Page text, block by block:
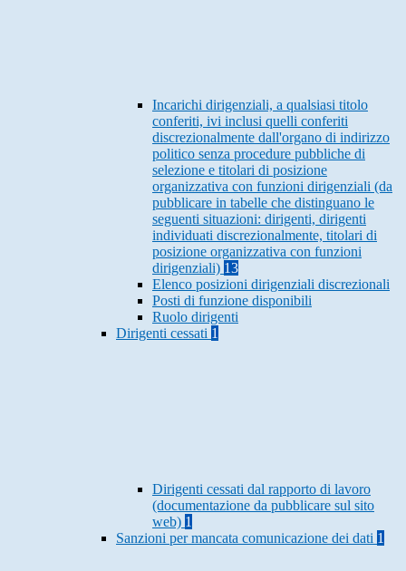
Incarichi dirigenziali, a qualsiasi titolo
conferiti, ivi inclusi quelli conferiti
discrezionalmente dall'organo di indirizzo
politico senza procedure pubbliche di
selezione e titolari di posizione
organizzativa con funzioni dirigenziali (da
pubblicare in tabelle che distinguano le
seguenti situazioni: dirigenti, dirigenti
individuati discrezionalmente, titolari di
posizione organizzativa con funzioni
dirigenziali) 13
Elenco posizioni dirigenziali discrezionali
Posti di funzione disponibili
Ruolo dirigenti
Dirigenti cessati 1
Dirigenti cessati dal rapporto di lavoro
(documentazione da pubblicare sul sito
web) 1
Sanzioni per mancata comunicazione dei dati 1